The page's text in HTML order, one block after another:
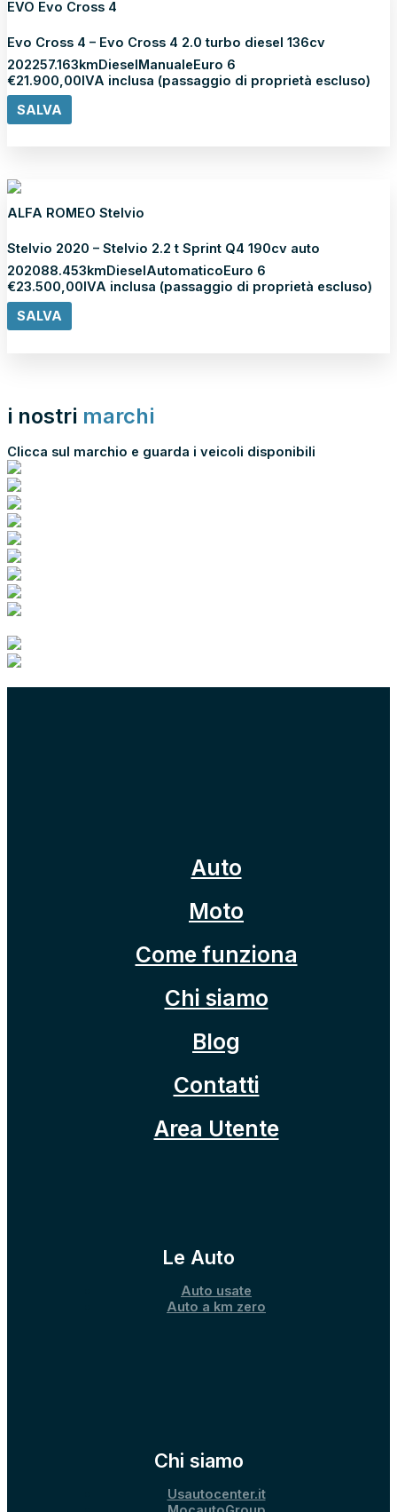
EVO Evo Cross 4
Evo Cross 4 – Evo Cross 4 2.0 turbo diesel 136cv
202257.163kmDieselManualeEuro 6
€21.900,00IVA inclusa (passaggio di proprietà escluso)
SALVA
ALFA ROMEO Stelvio
Stelvio 2020 – Stelvio 2.2 t Sprint Q4 190cv auto
202088.453kmDiesel AutomaticoEuro 6
€23.500,00 IVA inclusa (passaggio di proprietà escluso)
SALVA
i nostri marchi
Clicca sul marchio e guarda i veicoli disponibili
Auto
Moto
Come funziona
Chi siamo
Blog
Contatti
Area Utente
Le Auto
Auto usate
Auto a km zero
Chi siamo
Usautocenter.it